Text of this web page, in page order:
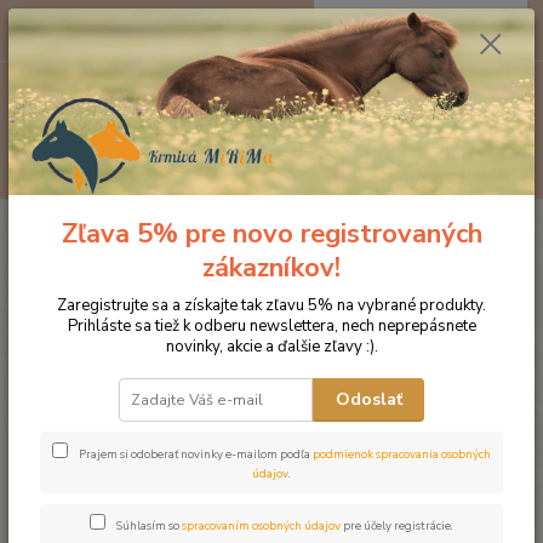
Menu
0ks
za0 €
Značka oblečenia MONTAR ZĽAVY!
Čelenky na uzdečky
MONTAR Dlux Latte Swarowski pearls čierna
MONTAR Dlux Latte Swarowski
pearls čierna
Zľava 5% pre novo registrovaných
zákazníkov!
Zaregistrujte sa a získajte tak zľavu 5% na vybrané produkty.
Prihláste sa tiež k odberu newslettera, nech neprepásnete
novinky, akcie a ďalšie zľavy :).
Odoslať
Prajem si odoberať novinky e-mailom podľa podmienok spracovania osobných
údajov.
Súhlasím sospracovaním osobných údajov pre účely registrácie.